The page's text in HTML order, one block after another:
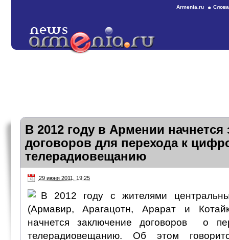
Armenia.ru
В 2012 году в Армении начнется
договоров для перехода к
телерадиовещанию
29 июня 2011, 19:25
В 2012 году с жителями
(Армавир, Арагацотн, Арарат и
начнется заключение договоров о
телерадиовещанию. Об этом